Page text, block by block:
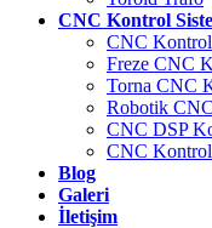
CNC Kontrol
CNC
Freze CNC
Torna CNC
Robotik
CNC DSP
CNC Kontrol
Blog
Galeri
İletişim